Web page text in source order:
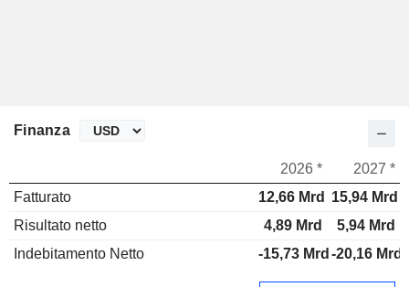
Finanza
2026 *
2027 *
Fatturato
12,66 Mrd
15,94 Mrd
Risultato netto
4,89 Mrd
5,94 Mrd
Indebitamento Netto
-15,73 Mrd -20,16 Mrd